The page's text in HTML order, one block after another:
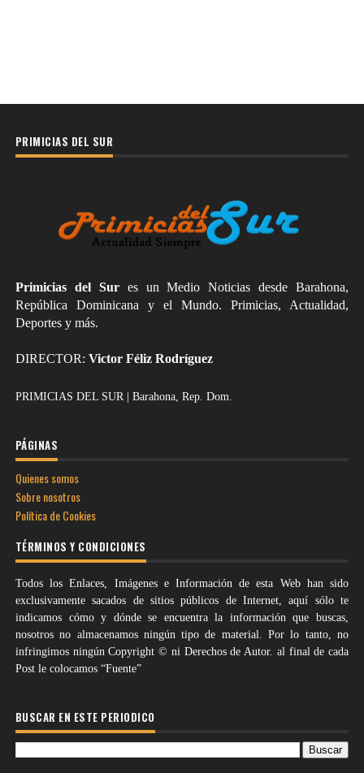
PRIMICIAS DEL SUR
Primicias del Sures un Medio Noticias desde Barahona,
República Dominicana y el Mundo. Primicias, Actualidad,
Deportes y más.
DIRECTOR: Victor Féliz Rodríguez
PRIMICIAS DEL SUR | Barahona, Rep. Dom.
PÁGINAS
Quienes somos
Sobre nosotros
Política de Cookies
TÉRMINOS Y CONDICIONES
Todos los Enlaces, Imágenes e Información de esta Web han sido
exclusivamente sacados de sitios públicos de Internet, aquí sólo te
indicamos cómo y dónde se encuentra la información que buscas,
nosotros no almacenamos ningún tipo de material. Por lo tanto, no
infringimos ningún Copyright © ni Derechos de Autor. al final de cada
Post le colocamos “Fuente”
BUSCAR EN ESTE PERIODICO